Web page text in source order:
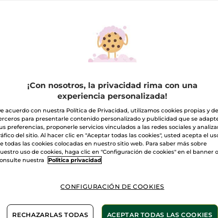
Rituales de Baño
& Cabello
Vainilla Bourbon
Kit
Monoi
¡Con nosotros, la privacidad rima con una
experiencia personalizada!
acuerdo con nuestra Política de Privacidad, utilizamos cookies propias y de
para presentarle contenido personalizado y publicidad que se
preferencias, proponerle servicios vinculados a las redes sociales y
del sitio. Al hacer clic en "Aceptar todas las cookies", usted acepta el
todas las cookies colocadas en nuestro sitio web. Para saber más sobre
uso de cookies, haga clic en "Configuración de cookies" en el banner o
nuestra
Politica privacidad
CONFIGURACIÓN DE COOKIES
RECHAZARLAS TODAS ACEPTAR TODAS LAS COOKIES